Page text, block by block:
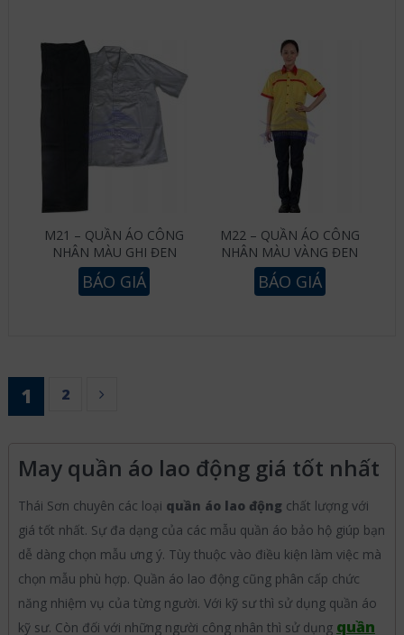
M21 – QUẦN ÁO CÔNG
NHÂN MÀU GHI ĐEN
BÁO GIÁ
M22 – QUẦN ÁO CÔNG
NHÂN MÀU VÀNG ĐEN
BÁO GIÁ
1 2
May quần áo lao động giá tốt nhất
Thái Sơn chuyên các loại quần áo lao động chất lượng với
giá tốt nhất. Sự đa dạng của các mẫu quần áo bảo hộ giúp bạn
dễ dàng chọn mẫu ưng ý. Tùy thuộc vào điều kiện làm việc mà
chọn mẫu phù hợp. Quần áo lao động cũng phân cấp chức
năng nhiệm vụ của từng người. Với kỹ sư thì sử dụng quần áo
kỹ sư. Còn đối với những người công nhân thì sử dụng quần